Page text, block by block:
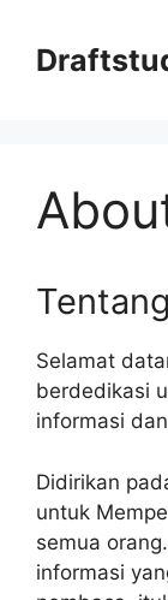
content
Selamat
berdedikasi
informasi
Didirikan
untuk
semua
informasi